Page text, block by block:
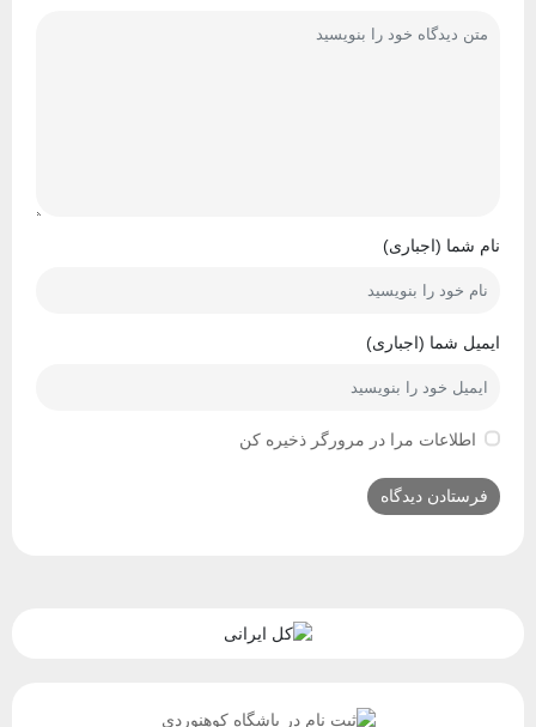
نام شما (اجباری)
ایمیل شما (اجباری)
اطلاعات مرا در مرورگر ذخیره کن